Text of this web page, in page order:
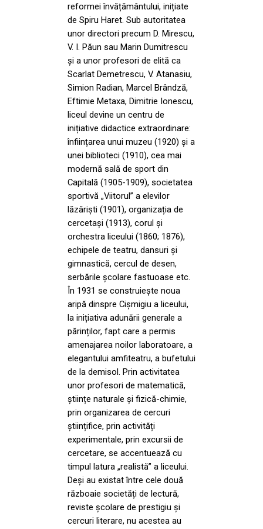
reformei învățământului, inițiate
de Spiru Haret. Sub autoritatea
unor directori precum D. Mirescu,
V. I. Păun sau Marin Dumitrescu
și a unor profesori de elită ca
Scarlat Demetrescu, V. Atanasiu,
Simion Radian, Marcel Brândză,
Eftimie Metaxa, Dimitrie Ionescu,
liceul devine un centru de
inițiative didactice extraordinare:
înființarea unui muzeu (1920) și a
unei biblioteci (1910), cea mai
modernă sală de sport din
Capitală (1905-1909), societatea
sportivă „Viitorul” a elevilor
lăzăriști (1901), organizația de
cercetași (1913), corul și
orchestra liceului (1860; 1876),
echipele de teatru, dansuri și
gimnastică, cercul de desen,
serbările școlare fastuoase etc.
În 1931 se construiește noua
aripă dinspre Cișmigiu a liceului,
la inițiativa adunării generale a
părinților, fapt care a permis
amenajarea noilor laboratoare, a
elegantului amfiteatru, a bufetului
de la demisol. Prin activitatea
unor profesori de matematică,
științe naturale și fizică-chimie,
prin organizarea de cercuri
științifice, prin activități
experimentale, prin excursii de
cercetare, se accentuează cu
timpul latura „realistă” a liceului.
Deși au existat între cele două
războaie societăți de lectură,
reviste școlare de prestigiu și
cercuri literare, nu acestea au